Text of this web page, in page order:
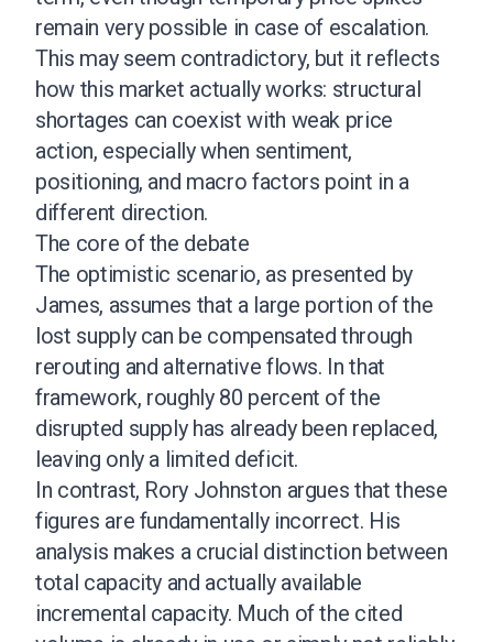
remain very possible in case of escalation.
This may seem contradictory, but it reflects
how this market actually works: structural
shortages can coexist with weak price
action, especially when sentiment,
positioning, and macro factors point in a
different direction.
The core of the debate
The optimistic scenario, as presented by
James, assumes that a large portion of the
lost supply can be compensated through
rerouting and alternative flows. In that
framework, roughly 80 percent of the
disrupted supply has already been replaced,
leaving only a limited deficit.
In contrast, Rory Johnston argues that these
figures are fundamentally incorrect. His
analysis makes a crucial distinction between
total capacity and actually available
incremental capacity. Much of the cited